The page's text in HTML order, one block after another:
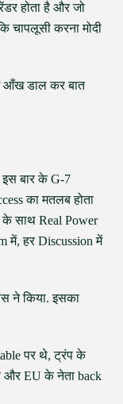
होता है और जो
चापलूसी करना मोदी
आँख डाल कर बात
इस बार के G-7
का मतलब होता
के साथ Real Power
में, हर Discussion में
ने किया. इसका
पर थे, ट्रंप के
और EU के नेता back